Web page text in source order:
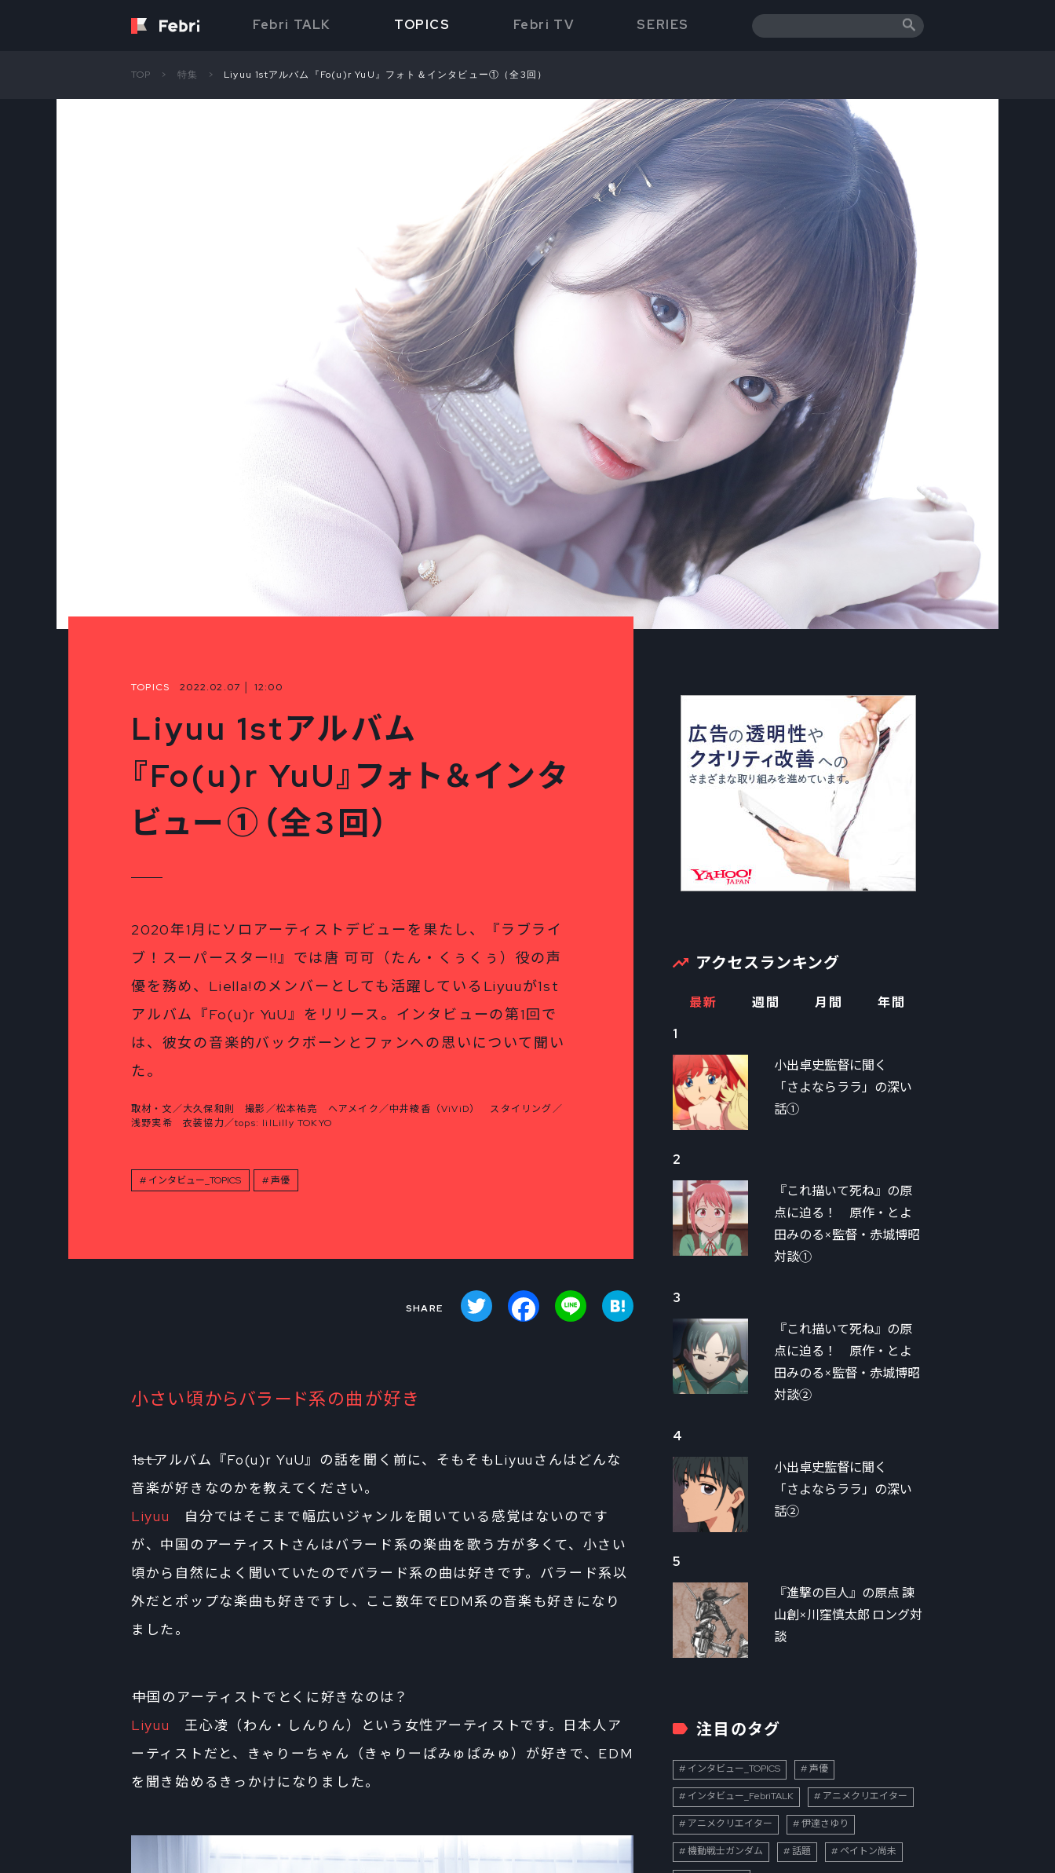
Febri TALK TOPICS Febri TV SERIES
TOP 特集 Liyuu 1stアルバム『Fo(u)r YuU』フォト＆インタビュー①（全3回）
TOPICS 2022.02.07 │ 12:00
Liyuu 1stアルバム
『Fo(u)r YuU』フォト＆インタ
ビュー①（全3回）
2020年1月にソロアーティストデビューを果たし、『ラブライ
ブ！スーパースター!!』では唐 可可（たん・くぅくぅ）役の声
優を務め、Liella!のメンバーとしても活躍しているLiyuuが1st
アルバム『Fo(u)r YuU』をリリース。インタビューの第1回で
は、彼女の音楽的バックボーンとファンへの思いについて聞い
た。
取材・文／大久保和則 撮影／松本祐亮 ヘアメイク／中井綾香（ViViD） スタイリング／
浅野実希 衣装協力／tops: lilLilly TOKYO
インタビュー_TOPICS 声優
Twitter Facebook Line Hatena
小さい頃からバラード系の曲が好き
――1stアルバム『Fo(u)r YuU』の話を聞く前に、そもそもLiyuuさんはどんな
音楽が好きなのかを教えてください。
Liyuu
自分ではそこまで幅広いジャンルを聞いている感覚はないのです
が、中国のアーティストさんはバラード系の楽曲を歌う方が多くて、小さい
頃から自然によく聞いていたのでバラード系の曲は好きです。バラード系以
外だとポップな楽曲も好きですし、ここ数年でEDM系の音楽も好きになり
ました。
――中国のアーティストでとくに好きなのは？
Liyuu
王心凌（わん・しんりん）という女性アーティストです。日本人ア
ーティストだと、きゃりーちゃん（きゃりーぱみゅぱみゅ）が好きで、EDM
を聞き始めるきっかけになりました。
アクセスランキング
最新 週間 月間
年間
1
小出卓史監督に聞く
「さよならララ」の深い
話①
2
『これ描いて死ね』の原
点に迫る！ 原作・とよ
田みのる×監督・赤城博昭
対談①
3
『これ描いて死ね』の原
点に迫る！ 原作・とよ
田みのる×監督・赤城博昭
対談②
4
小出卓史監督に聞く
「さよならララ」の深い
話②
5
『進撃の巨人』の原点 諫
山創×川窪慎太郎 ロング対
談
注目のタグ
インタビュー_TOPICS 声優
インタビュー_FebriTALK アニメクリエイター
アニメクリエイター 伊達さゆり
機動戦士ガンダム 話題 ペイトン尚未